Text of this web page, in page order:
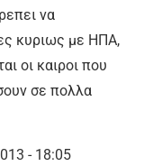
να
κυριως με ΗΠΑ,
οι καιροι που
σε πολλα
- 18:05